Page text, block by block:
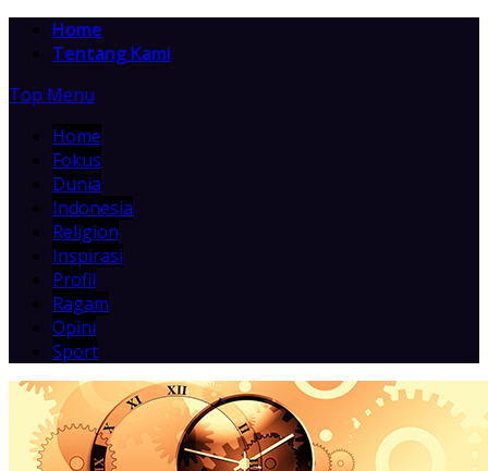
Home
Tentang Kami
Top Menu
Home
Fokus
Dunia
Indonesia
Religion
Inspirasi
Profil
Ragam
Opini
Sport